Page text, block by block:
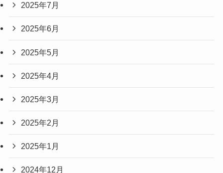
2025年7月
2025年6月
2025年5月
2025年4月
2025年3月
2025年2月
2025年1月
2024年12月